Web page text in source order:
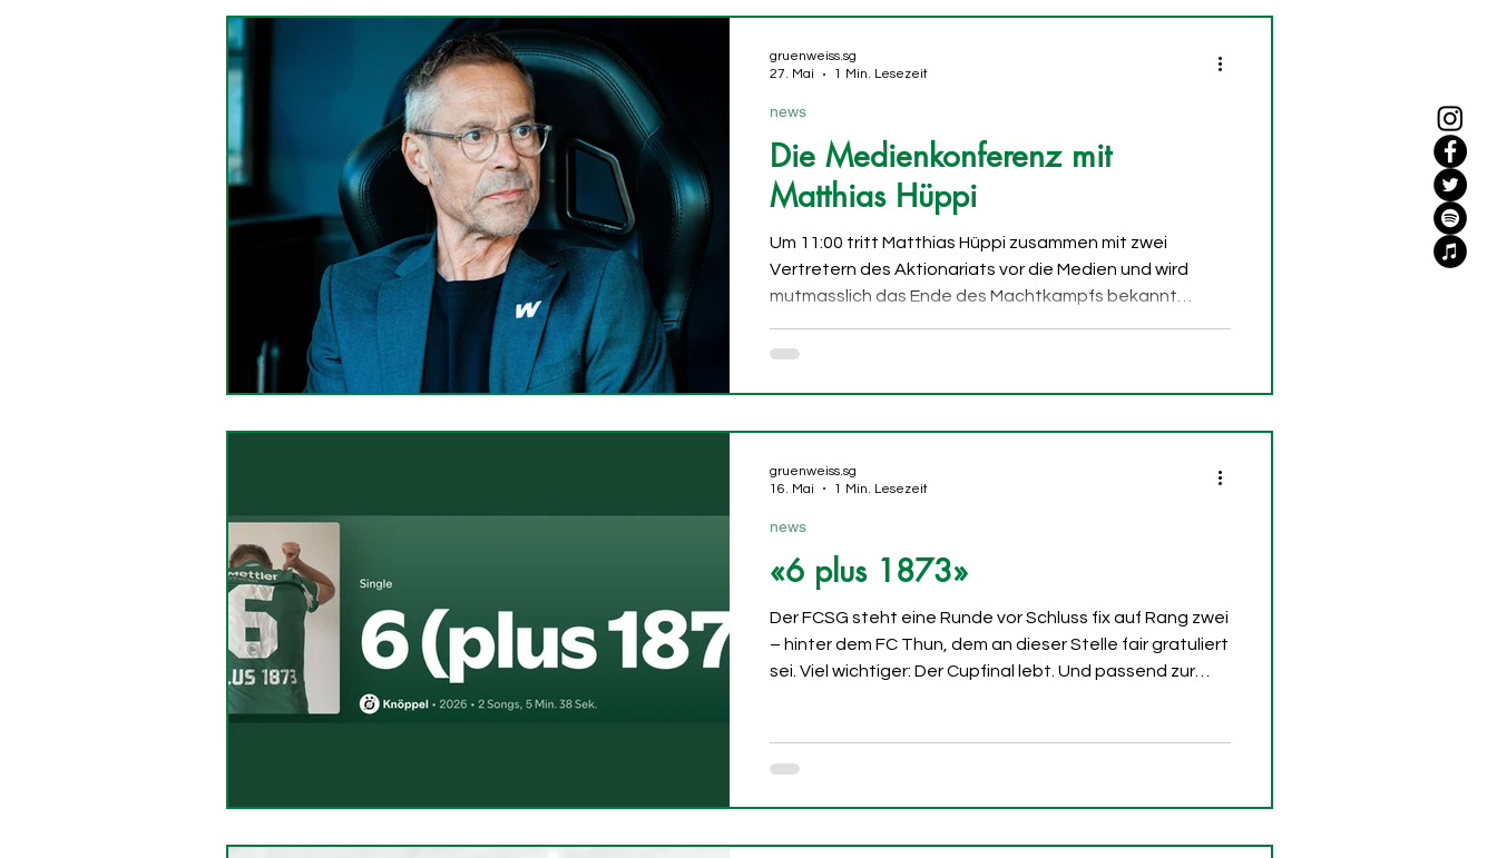
Profil mit. Ausgebildet wurde er unter anderem im
Nachwuchsabteilunge
Die Medienkonferenz mit
Matthias Hüppi
Um 11:00 tritt Matthias Hüppi zusammen mit zwei
Vertretern des Aktionariats vor die Medien und wird
mutmasslich das Ende des Machtkampfs bekannt
und sich die beiden Aktionäre Thoma und Gutjahr
news
gruenweiss.sg
27. Mai
1 Min. Lesezeit
«6 plus 1873»
Der FCSG steht eine Runde vor Schluss fix auf Rang zwei
– hinter dem FC Thun, dem an dieser Stelle fair gratuliert
sei. Viel wichtiger: Der Cupfinal lebt. Und passend zur
veröffentlicht, die irgendwo zwischen Stadionkurve,
Feierabendbier und emotionalem Kontrollverlust
news
gruenweiss.sg
16. Mai
1 Min. Lesezeit